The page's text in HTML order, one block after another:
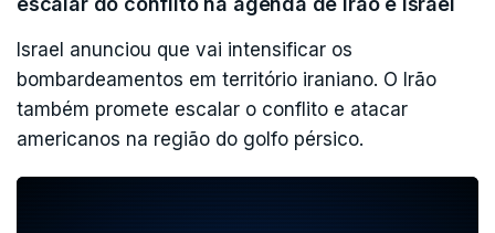
Israel anunciou que vai intensificar os
bombardeamentos em território iraniano. O Irão
também promete escalar o conflito e atacar
americanos na região do golfo pérsico.